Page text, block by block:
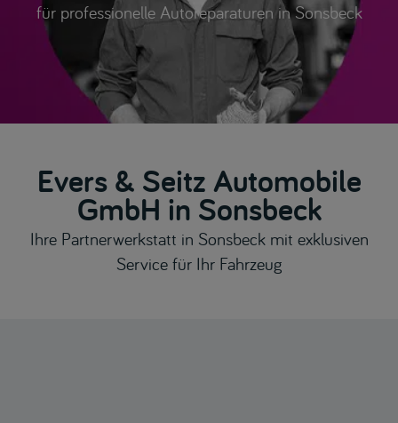
für professionelle Autoreparaturen in Sonsbeck
Evers & Seitz Automobile
GmbH in Sonsbeck
Ihre Partnerwerkstatt in Sonsbeck mit exklusiven
Service für Ihr Fahrzeug